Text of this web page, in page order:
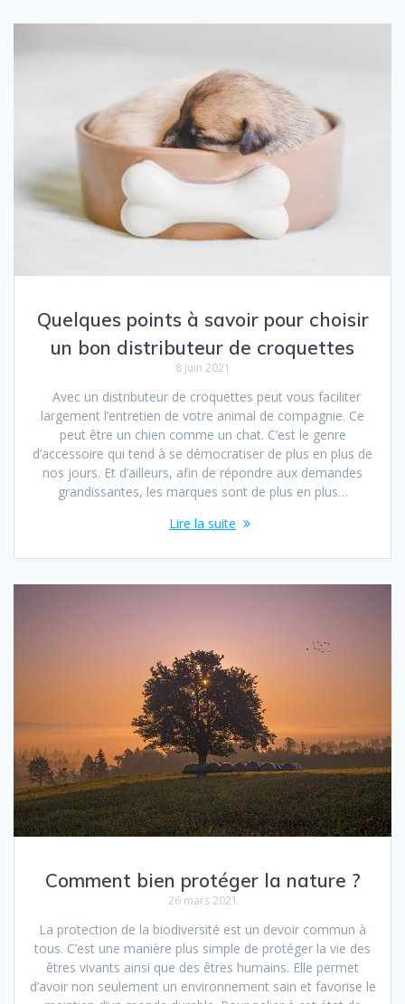
Quelques points à savoir pour choisir
un bon distributeur de croquettes
8 juin 2021
Avec un distributeur de croquettes peut vous faciliter
largement l’entretien de votre animal de compagnie. Ce
peut être un chien comme un chat. C’est le genre
d’accessoire qui tend à se démocratiser de plus en plus de
nos jours. Et d’ailleurs, afin de répondre aux demandes
grandissantes, les marques sont de plus en plus…
Lire la suite
Comment bien protéger la nature ?
26 mars 2021
La protection de la biodiversité est un devoir commun à
tous. C’est une manière plus simple de protéger la vie des
êtres vivants ainsi que des êtres humains. Elle permet
d’avoir non seulement un environnement sain et favorise le